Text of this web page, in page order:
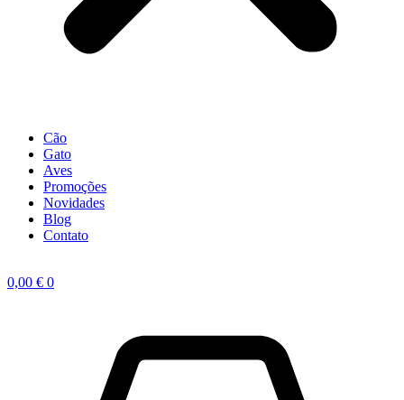
Cão
Gato
Aves
Promoções
Novidades
Blog
Contato
0,00 € 0